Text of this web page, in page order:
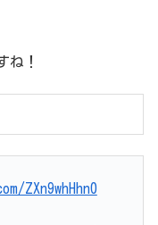
ね！
ZXn9whHhn0